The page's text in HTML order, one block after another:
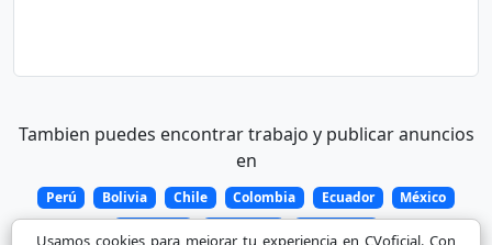
Tambien puedes encontrar trabajo y publicar anuncios
en
Perú Bolivia Chile Colombia Ecuador
México
Usamos cookies para mejorar tu experiencia en CVoficial. Con